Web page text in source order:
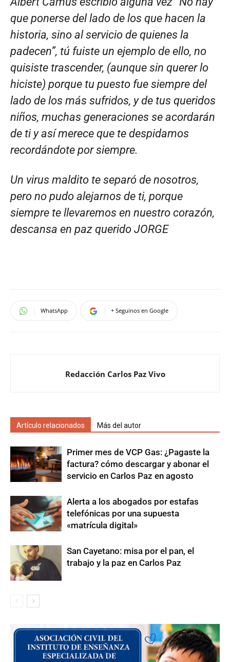
que ponerse del lado de los que hacen la
historia, sino al servicio de quienes la
padecen”, tú fuiste un ejemplo de ello, no
quisiste trascender, (aunque sin querer lo
hiciste) porque tu puesto fue siempre del
lado de los más sufridos, y de tus queridos
niños, muchas generaciones se acordarán
de ti y así merece que te despidamos
recordándote por siempre.
Un virus maldito te separó de nosotros,
pero no pudo alejarnos de ti, porque
siempre te llevaremos en nuestro corazón,
descansa en paz querido JORGE
WhatsApp + Seguinos en Google
Redacción Carlos Paz Vivo
Artículo relacionados Más del autor
Primer mes de VCP Gas: ¿Pagaste la
factura? cómo descargar y abonar el
servicio en Carlos Paz en agosto
Alerta a los abogados por estafas
telefónicas por una supuesta
«matrícula digital»
San Cayetano: misa por el pan, el
trabajo y la paz en Carlos Paz